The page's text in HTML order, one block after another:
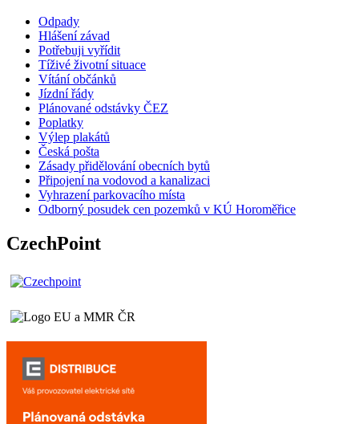
Odpady
Hlášení závad
Potřebuji vyřídit
Tíživé životní situace
Vítání občánků
Jízdní řády
Plánované odstávky ČEZ
Poplatky
Výlep plakátů
Česká pošta
Zásady přidělování obecních bytů
Připojení na vodovod a kanalizaci
Vyhrazení parkovacího místa
Odborný posudek cen pozemků v KÚ Horoměřice
CzechPoint